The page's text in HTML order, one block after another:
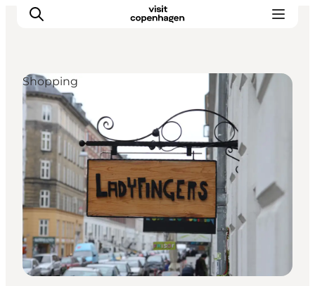
This is Copenhagen
Aktiviteter
Spis & drik
Områder
Planlæg din tur
CopenPay
Copenhagen Card
Shopping